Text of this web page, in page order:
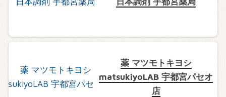
薬 マツモトキヨシ
matsukiyoLAB 宇都宮パセオ
店